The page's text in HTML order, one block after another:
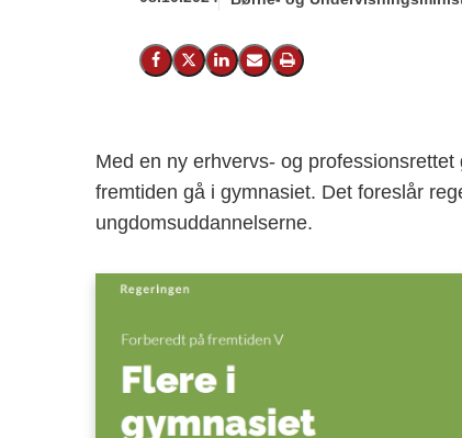
Del på Facebook
Del på X (Twitter)
Del på LinkedIn
Send email
Print
Med en ny erhvervs- og
fremtiden gå i gymnasiet. Det foreslår
ungdomsuddannelserne.